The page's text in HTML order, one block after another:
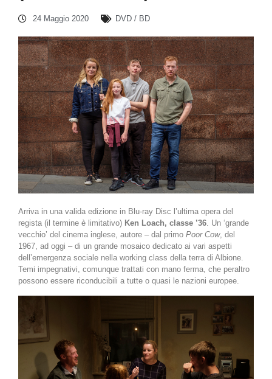
24 Maggio 2020 DVD / BD
Arriva in una valida edizione in Blu-ray Disc l’ultima opera del
regista (il termine è limitativo) Ken Loach, classe ’36. Un ‘grande
vecchio’ del cinema inglese, autore – dal primo Poor Cow, del
1967, ad oggi – di un grande mosaico dedicato ai vari aspetti
dell’emergenza sociale nella working class della terra di Albione.
Temi impegnativi, comunque trattati con mano ferma, che peraltro
possono essere riconducibili a tutte o quasi le nazioni europee.